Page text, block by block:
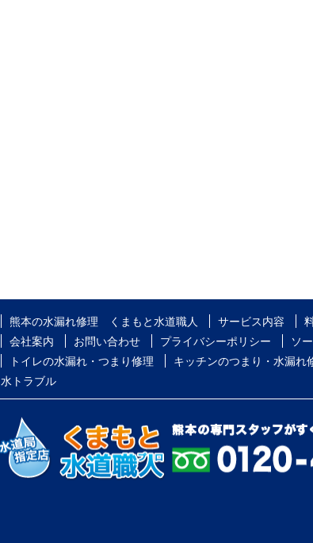
熊本の水漏れ修理 くまもと水道職人 サービス内容
会社案内
お問い合わせ プライバシーポリシー
ソ
トイレの水漏れ・つまり修理
キッチンのつまり・水漏れ
水トラブル